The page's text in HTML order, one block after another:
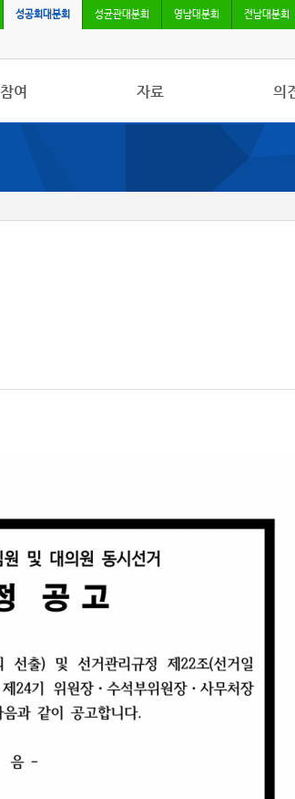
성공회대분회 성균관대분회 영남대분회 전남대분회
참여 자료 의